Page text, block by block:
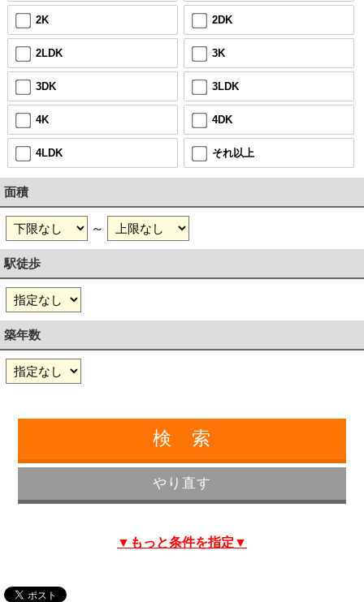
2K 2DK
2LDK 3K
3DK 3LDK
4K 4DK
4LDK それ以上
面積
～
駅徒歩
築年数
▼もっと条件を指定▼